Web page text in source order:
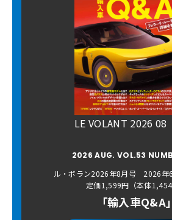
LE VOLANT 2026 08
2026 AUG. VOL.53
ル・ボラン2026年8月号 2026年
定価1,599円（本体1,454
「輸入車Q&A」